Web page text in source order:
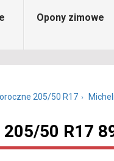
Opony zimowe
205/50 R17
50 R17